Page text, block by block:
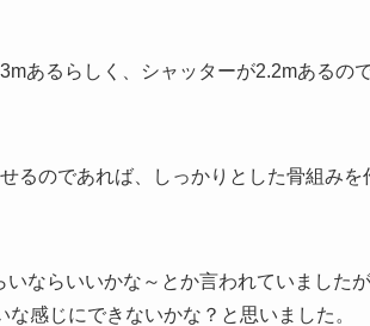
あるらしく、シャッターが2.2mあるの
るのであれば、しっかりとした骨組み
ならいいかな～とか言われていました
感じにできないかな？と思いました。